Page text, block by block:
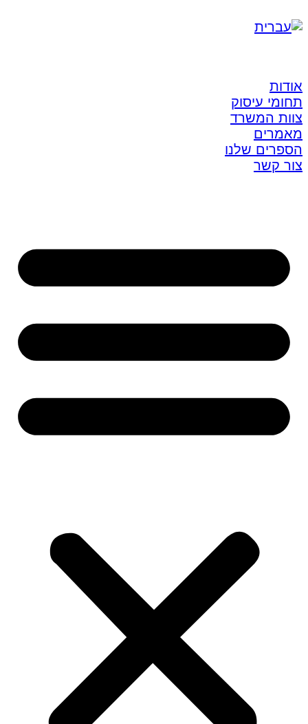
אודות
תחומי עיסוק
צוות המשרד
מאמרים
הספרים שלנו
צור קשר